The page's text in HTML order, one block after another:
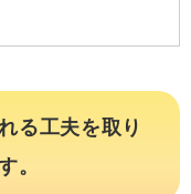
る工夫を取り
。